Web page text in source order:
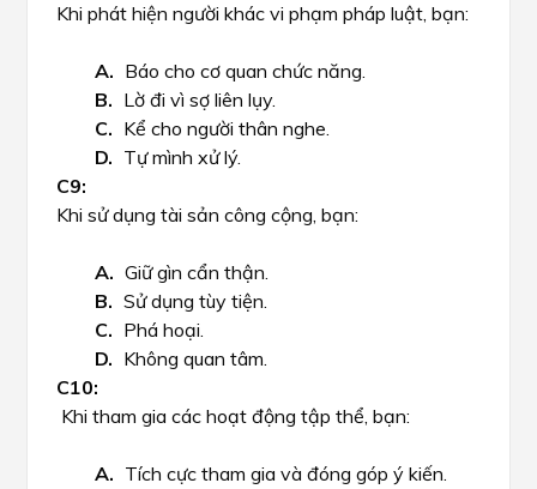
Khi phát hiện người khác vi phạm pháp luật, bạn:
Báo cho cơ quan chức năng.
Lờ đi vì sợ liên lụy.
Kể cho người thân nghe.
Tự mình xử lý.
Khi sử dụng tài sản công cộng, bạn:
Giữ gìn cẩn thận.
Sử dụng tùy tiện.
Phá hoại.
Không quan tâm.
Khi tham gia các hoạt động tập thể, bạn:
Tích cực tham gia và đóng góp ý kiến.